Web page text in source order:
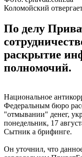
Коломойский
По делу
раскрытие
полномочий.
Национальное
Федеральным бюро
"отмывании" денег,
понедельник, 17
Сытник а брифинге.
Он уточнил, что